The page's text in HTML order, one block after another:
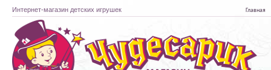
Интернет-магазин детских игрушек Главная